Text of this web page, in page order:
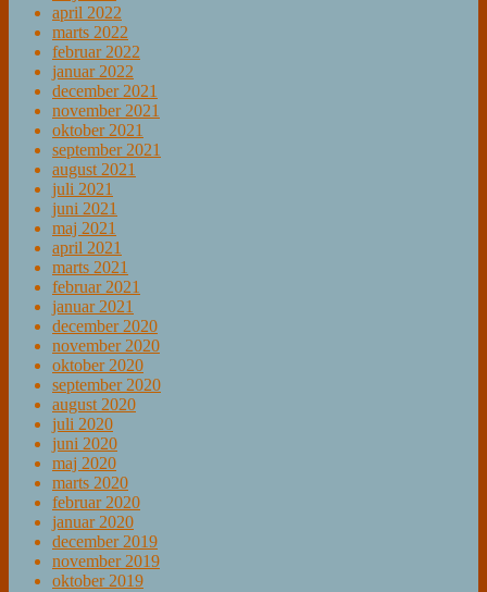
april 2022
marts 2022
februar 2022
januar 2022
december 2021
november 2021
oktober 2021
september 2021
august 2021
juli 2021
juni 2021
maj 2021
april 2021
marts 2021
februar 2021
januar 2021
december 2020
november 2020
oktober 2020
september 2020
august 2020
juli 2020
juni 2020
maj 2020
marts 2020
februar 2020
januar 2020
december 2019
november 2019
oktober 2019